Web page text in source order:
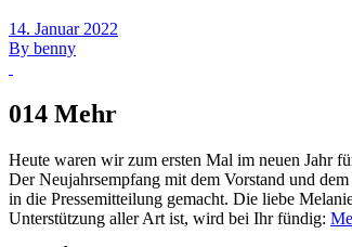
14. Januar 2022
By benny
014 Mehr
Heute waren wir zum ersten Mal im neuen Jahr
Der Neujahrsempfang mit dem Vorstand und
in die Pressemitteilung gemacht. Die liebe
Unterstützung aller Art ist, wird bei Ihr fündig: